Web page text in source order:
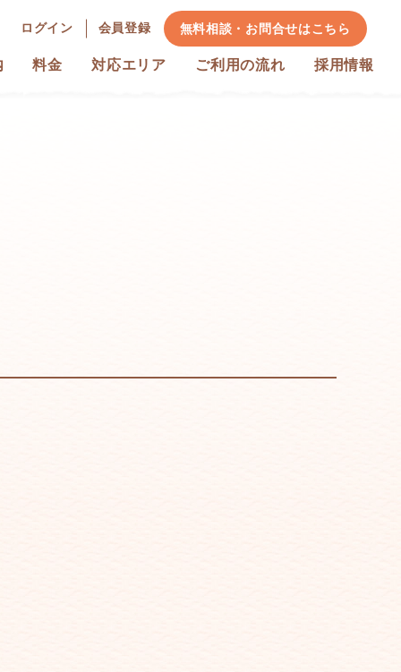
ログイン 会員登録 無料相談・お問合せはこちら
料金 対応エリア ご利用の流れ 採用情報